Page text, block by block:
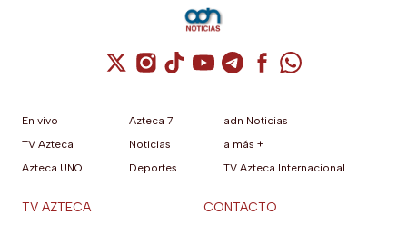
Cuenta de X / Twitter (se abre en una
Cuenta de Instagram (se abre en una
Cuenta de TikTok (se abre en
Cuenta de YouTube (se abre
Cuenta de Telegram (se
Cuenta de
Cuenta de
En vivo
TV Azteca
Azteca UNO
Azteca 7
Noticias
Deportes
adn Noticias
a más +
TV Azteca Internacional
TV AZTECA CONTACTO